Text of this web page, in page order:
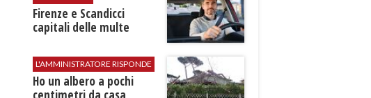
Firenze e Scandicci
capitali delle multe
L'AMMINISTRATORE RISPONDE
Ho un albero a pochi